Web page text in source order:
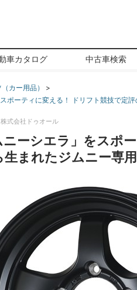
車カタログ 中古車検索
カー用品）
ポーティに変える！ ドリフト競技で定
株式会社ドゥオール
ニーシエラ」をスポ
まれたジムニー専